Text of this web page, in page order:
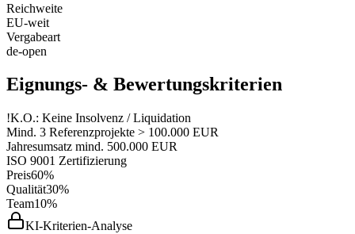
Reichweite
EU-weit
Vergabeart
de-open
Eignungs- & Bewertungskriterien
!K.O.: Keine Insolvenz / Liquidation
Mind. 3 Referenzprojekte > 100.000 EUR
Jahresumsatz mind. 500.000 EUR
ISO 9001 Zertifizierung
Preis60%
Qualität30%
Team10%
KI-Kriterien-Analyse